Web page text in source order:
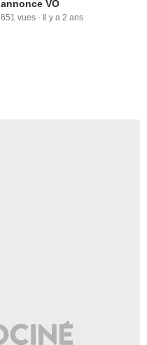
annonce VO
651 vues - Il y a 2 ans